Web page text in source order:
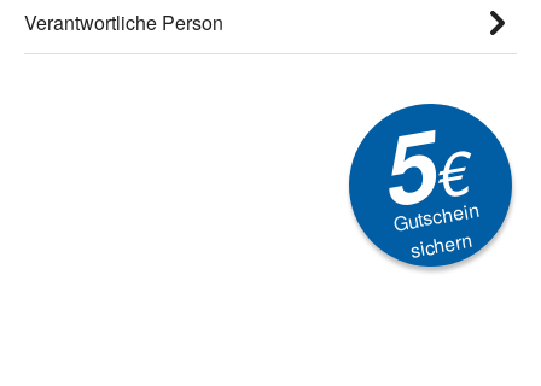
Verantwortliche Person
5€
Gutschein
sichern